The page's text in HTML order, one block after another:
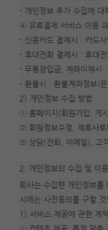
- 개인정보 추가 수집에 대
④ 유료결제 서비스 이용
- 신용카드 결제시 : 카드
- 휴대전화 결제시 : 휴대
- 무통장입금, 계좌이체시
- 환불시 : 환불계좌정보(
2) 개인정보 수집 방법
① 홈페이지(회원가입, 게
② 회원정보수정, 제휴사로
③ 상담(전화, 이메일), 고
2. 개인정보의 수집 및 이
회사는 수집한 개인정보
시에는 사전동의를 구할 것
1) 서비스 제공에 관한 계